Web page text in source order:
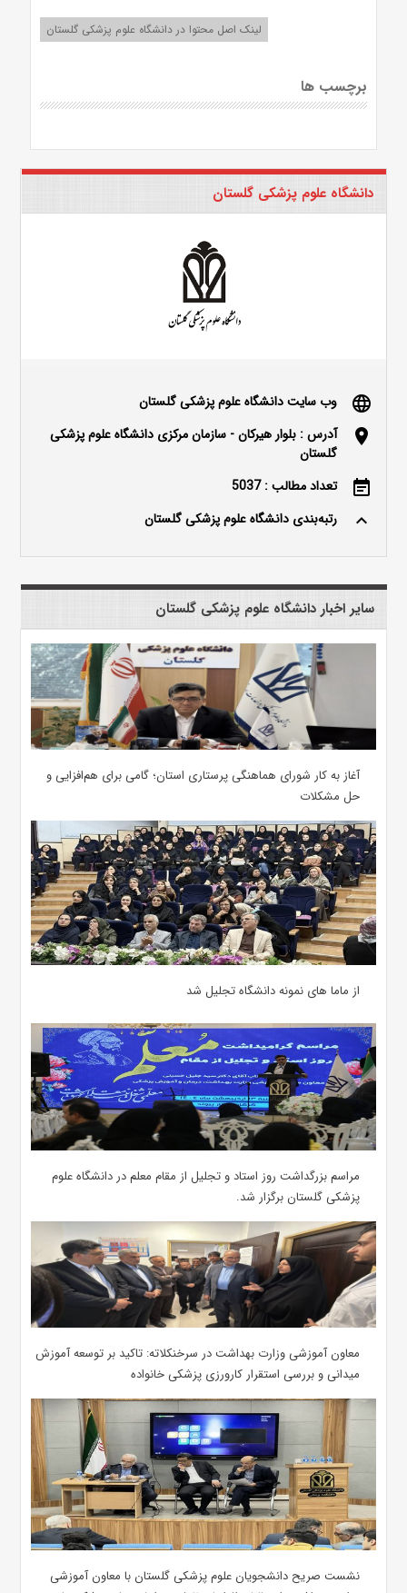
لینک اصل محتوا در دانشگاه علوم پزشکی گلستان
برچسب ها
دانشگاه علوم پزشکی گلستان
language وب سایت دانشگاه علوم پزشکی گلستان
location_on
آدرس : بلوار هیرکان - سازمان مرکزی دانشگاه علوم پزشکی
گلستان
event_note تعداد مطالب : 5037
keyboard_arrow_up رتبه‌بندی دانشگاه علوم پزشکی گلستان
سایر اخبار دانشگاه علوم پزشکی گلستان
آغاز به کار شورای هماهنگی پرستاری استان؛ گامی برای هم‌افزایی و
حل مشکلات
از ماما های نمونه دانشگاه تجلیل شد
مراسم بزرگداشت روز استاد و تجلیل از مقام معلم در دانشگاه علوم
پزشکی گلستان برگزار شد.‌
معاون آموزشی وزارت بهداشت در سرخنکلاته: تاکید بر توسعه آموزش
میدانی و بررسی استقرار کارورزی پزشکی ‌خانواده
نشست صریح دانشجویان علوم پزشکی گلستان با معاون آموزشی